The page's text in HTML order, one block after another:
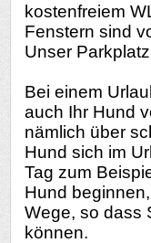
kostenfreiem
Fenstern sind
Unser
Bei einem
auch Ihr Hund
nämlich über
Hund sich im
Tag zum
Hund
Wege, so dass
können.